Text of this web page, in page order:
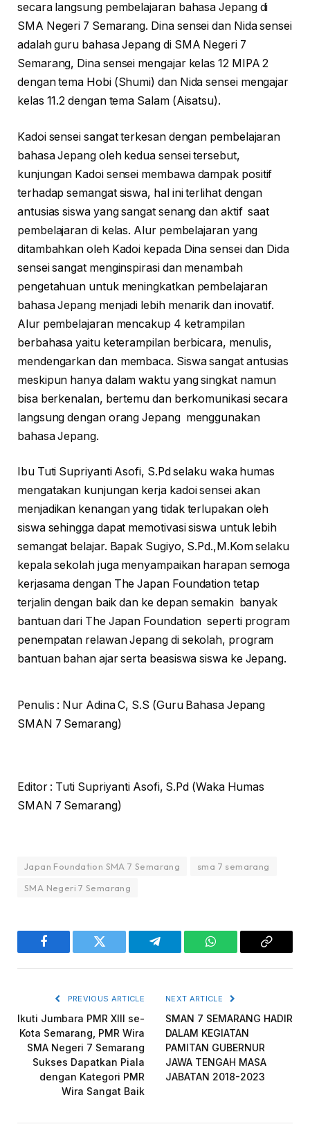
secara langsung pembelajaran bahasa Jepang di
SMA Negeri 7 Semarang. Dina sensei dan Nida sensei
adalah guru bahasa Jepang di SMA Negeri 7
Semarang, Dina sensei mengajar kelas 12 MIPA 2
dengan tema Hobi (Shumi) dan Nida sensei mengajar
kelas 11.2 dengan tema Salam (Aisatsu).
Kadoi sensei sangat terkesan dengan pembelajaran
bahasa Jepang oleh kedua sensei tersebut,
kunjungan Kadoi sensei membawa dampak positif
terhadap semangat siswa, hal ini terlihat dengan
antusias siswa yang sangat senang dan aktif saat
pembelajaran di kelas. Alur pembelajaran yang
ditambahkan oleh Kadoi kepada Dina sensei dan Dida
sensei sangat menginspirasi dan menambah
pengetahuan untuk meningkatkan pembelajaran
bahasa Jepang menjadi lebih menarik dan inovatif.
Alur pembelajaran mencakup 4 ketrampilan
berbahasa yaitu keterampilan berbicara, menulis,
mendengarkan dan membaca. Siswa sangat antusias
meskipun hanya dalam waktu yang singkat namun
bisa berkenalan, bertemu dan berkomunikasi secara
langsung dengan orang Jepang menggunakan
bahasa Jepang.
Ibu Tuti Supriyanti Asofi, S.Pd selaku waka humas
mengatakan kunjungan kerja kadoi sensei akan
menjadikan kenangan yang tidak terlupakan oleh
siswa sehingga dapat memotivasi siswa untuk lebih
semangat belajar. Bapak Sugiyo, S.Pd.,M.Kom selaku
kepala sekolah juga menyampaikan harapan semoga
kerjasama dengan The Japan Foundation tetap
terjalin dengan baik dan ke depan semakin banyak
bantuan dari The Japan Foundation seperti program
penempatan relawan Jepang di sekolah, program
bantuan bahan ajar serta beasiswa siswa ke Jepang.
Penulis : Nur Adina C, S.S (Guru Bahasa Jepang
SMAN 7 Semarang)
Editor : Tuti Supriyanti Asofi, S.Pd (Waka Humas
SMAN 7 Semarang)
Japan Foundation SMA 7 Semarang
sma 7 semarang
SMA Negeri 7 Semarang
Facebook Twitter Telegram WhatsAppCopy
PREVIOUS ARTICLE
Ikuti Jumbara PMR XIII se-
Kota Semarang, PMR Wira
SMA Negeri 7 Semarang
Sukses Dapatkan Piala
dengan Kategori PMR
Wira Sangat Baik
NEXT ARTICLE
SMAN 7 SEMARANG HADIR
DALAM KEGIATAN
PAMITAN GUBERNUR
JAWA TENGAH MASA
JABATAN 2018-2023